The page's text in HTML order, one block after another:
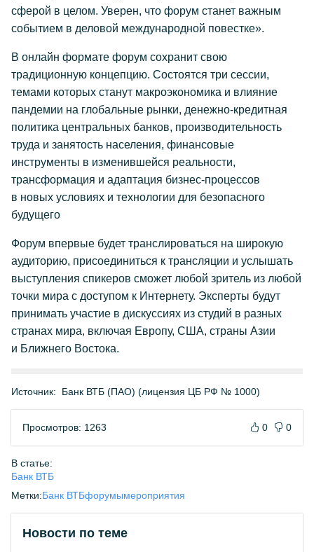
сферой в целом. Уверен, что форум станет важным
событием в деловой международной повестке».
В онлайн формате форум сохранит свою
традиционную концепцию. Состоятся три сессии,
темами которых станут макроэкономика и влияние
пандемии на глобальные рынки, денежно-кредитная
политика центральных банков, производительность
труда и занятость населения, финансовые
инструменты в изменившейся реальности,
трансформация и адаптация бизнес-процессов
в новых условиях и технологии для безопасного
будущего
Форум впервые будет транслироваться на широкую
аудиторию, присоединиться к трансляции и услышать
выступления спикеров сможет любой зритель из любой
точки мира с доступом к Интернету. Эксперты будут
принимать участие в дискуссиях из студий в разных
странах мира, включая Европу, США, страны Азии
и Ближнего Востока.
Источник: Банк ВТБ (ПАО) (лицензия ЦБ РФ № 1000)
Просмотров: 1263 0 0
В статье:
Банк ВТБ
Метки:Банк ВТБфорумымероприятия
Новости по теме